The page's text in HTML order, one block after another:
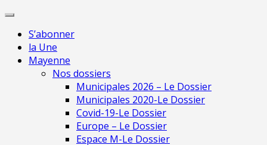
Skip
contentS’abonner
la Une
Mayenne
Nos dossiers
Municipales 2026 – Le Dossier
Municipales 2020-Le Dossier
Covid-19-Le Dossier
Europe – Le Dossier
Espace M-Le Dossier